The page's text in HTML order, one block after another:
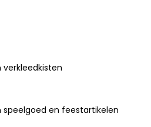
en feestartikelen